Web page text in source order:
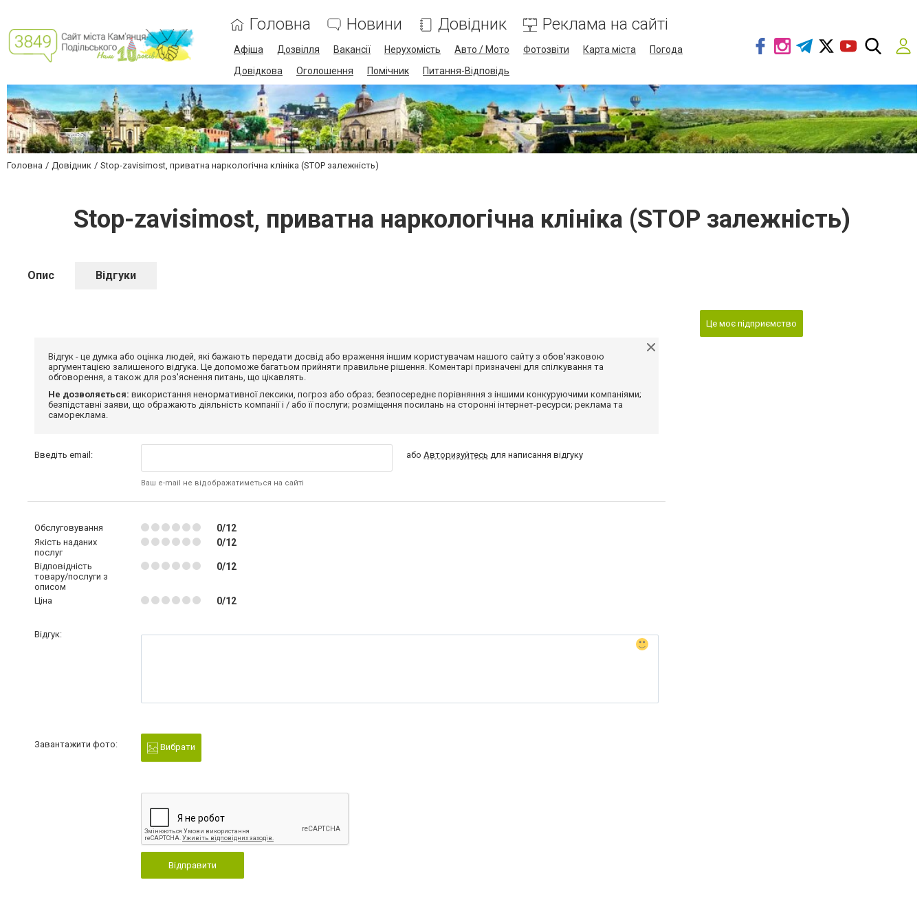
Головна Новини Довідник Реклама на сайті
Афіша Дозвілля Вакансії Нерухомість Авто / Мото Фотозвіти Карта міста
Погода
Довідкова
Оголошення Помічник Питання-Відповідь
Головна Довідник Stop-zavisimost, приватна наркологічна клініка (STOP залежність)
Stop-zavisimost, приватна наркологічна клініка (STOP залежність)
Опис Відгуки
Відгук - це думка або оцінка людей, які бажають передати досвід або враження іншим користувачам нашого сайту з обов'язковою
аргументацією залишеного відгука. Це допоможе багатьом прийняти правильне рішення. Коментарі призначені для спілкування та
обговорення, а також для роз'яснення питань, що цікавлять.
Не дозволяється: використання ненормативної лексики, погроз або образ; безпосереднє порівняння з іншими конкуруючими компаніями;
безпідставні заяви, що ображають діяльність компанії і / або її послуги; розміщення посилань на сторонні інтернет-ресурси; реклама та
самореклама.
Введіть email:
Ваш e-mail не відображатиметься на сайті
абоАвторизуйтесь для написання відгуку
Обслуговування 0/12
Якість наданих
послуг
0/12
Відповідність
товару/послуги з
описом
0/12
Ціна 0/12
Відгук:
Завантажити фото: Вибрати
Відправити
Це моє підприємство